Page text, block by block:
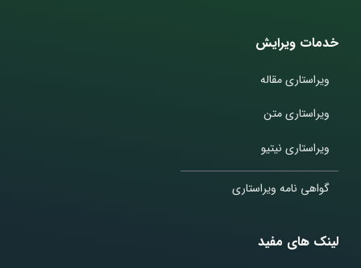
خدمات ویرایش
ویراستاری مقاله
ویراستاری متن
ویراستاری نیتیو
گواهی نامه ویراستاری
لینک های مفید